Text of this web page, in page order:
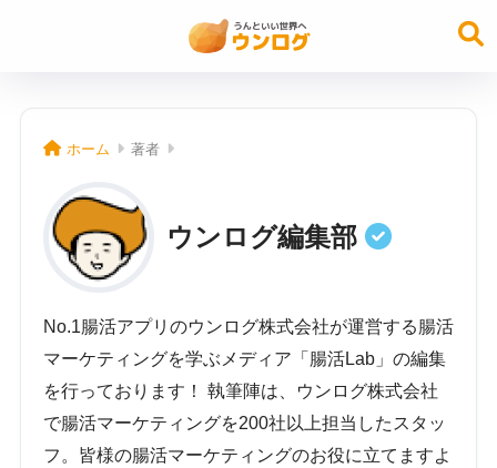
ホーム 著者
ウンログ編集部
No.1腸活アプリのウンログ株式会社が運営する腸活
マーケティングを学ぶメディア「腸活Lab」の編集
を行っております！ 執筆陣は、ウンログ株式会社
で腸活マーケティングを200社以上担当したスタッ
フ。皆様の腸活マーケティングのお役に立てますよ